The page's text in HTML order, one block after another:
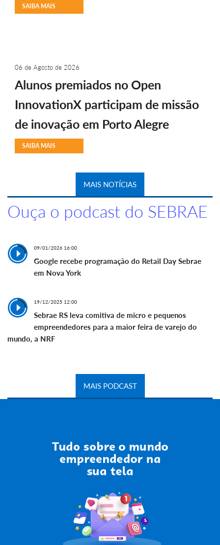
SAIBA MAIS
06 de Agosto de 2026
Alunos premiados no Open
InnovationX participam de missão
de inovação em Porto Alegre
SAIBA MAIS
MAIS NOTÍCIAS
Ouça o podcast do SEBRAE
09/01/2026 16:00
Google recebe programação do Retail Day Sebrae
em Nova York
19/12/2025 12:00
Sebrae RS leva comitiva de micro e pequenos
empreendedores para a maior feira de varejo do
mundo, a NRF
MAIS PODCAST